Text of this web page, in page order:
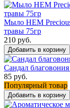
Мыло HEM
травы 75гр
210 руб.
Добавить в корзину
Сандал
85 руб.
Популярный товар
Добавить в корзину